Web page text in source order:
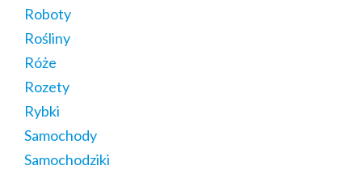
Roboty
Rośliny
Róże
Rozety
Rybki
Samochody
Samochodziki